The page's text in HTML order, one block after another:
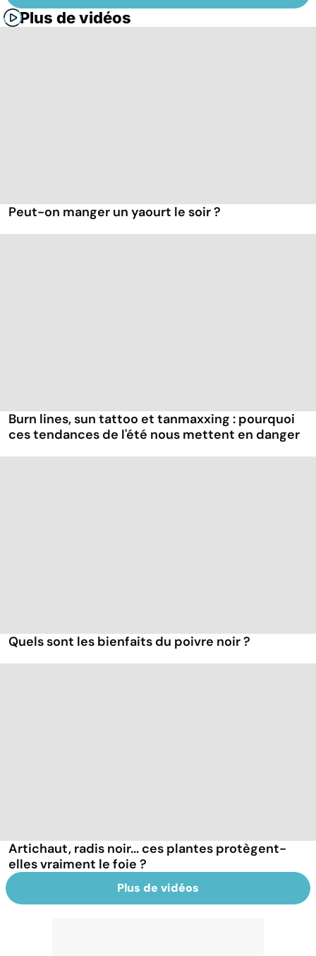
Plus de vidéos
Peut-on manger un yaourt le soir ?
Burn lines, sun tattoo et tanmaxxing : pourquoi
ces tendances de l'été nous mettent en danger
Quels sont les bienfaits du poivre noir ?
Artichaut, radis noir... ces plantes protègent-
elles vraiment le foie ?
Plus de vidéos